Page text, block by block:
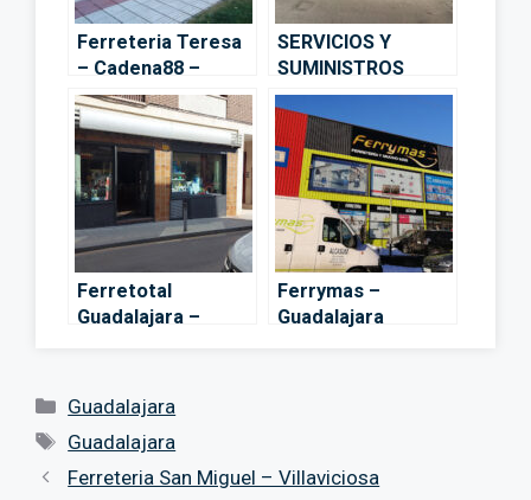
Ferreteria Teresa
– Cadena88 –
Guadalajara
SERVICIOS Y
SUMINISTROS
TOLEDANO SL –
Guadalajara
Ferretotal
Guadalajara –
Ferrymas –
Guadalajara
Categorías
Guadalajara
Etiquetas
Guadalajara
Ferreteria San Miguel – Villaviciosa